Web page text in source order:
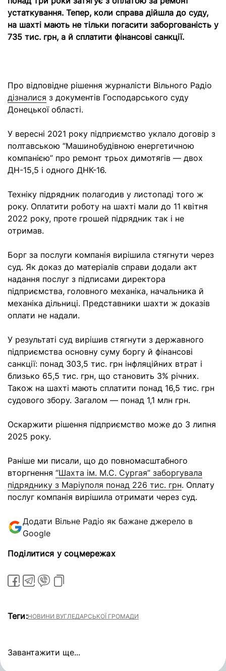
устаткування. Тепер, коли справа дійшла до суду,
на шахті мають не тільки погасити заборгованість у
735 тис. грн, а й сплатити фінансові санкції.
Про відповідне рішення журналісти Вільного Радіо
дізналися з документів Господарського суду
Донецької області.
У вересні 2021 року підприємство уклало договір з
полтавською “Машинобудівною енергетичною
компанією” про ремонт трьох димотягів — двох
ДН-15,5 і одного ДНК-16.
Техніку підрядник полагодив у листопаді того ж
року. Оплатити роботу на шахті мали до 11 квітня
2022 року, проте грошей підрядник так і не
отримав.
Борг за послуги компанія вирішила стягнути через
суд. Як доказ до матеріалів справи додали акт
надання послуг з підписами директора
підприємства, головного механіка, начальника й
механіка дільниці. Представники шахти ж доказів
оплати не надали.
У результаті суд вирішив стягнути з державного
підприємства основну суму боргу й фінансові
санкції: понад 303,5 тис. грн інфляційних втрат і
близько 65,5 тис. грн, що становить 3% річних.
Також на шахті мають сплатити понад 16,5 тис. грн
судового збору. Загалом — понад 1,1 млн грн.
Оскаржити рішення підприємство може до 3 липня
2025 року.
Раніше ми писали, що до повномасштабного
вторгнення “Шахта ім. М.С. Сургая” заборгувала
підряднику з Маріуполя понад 226 тис. грн. Оплату
послуг компанія вирішила отримати через суд.
Додати Вільне Радіо як бажане джерело в
Google
Поділитися у соцмережах
Теги:НОВИНИ ВУГЛЕДАРСЬКОЇ ГРОМАДИ
Завантажити ще...